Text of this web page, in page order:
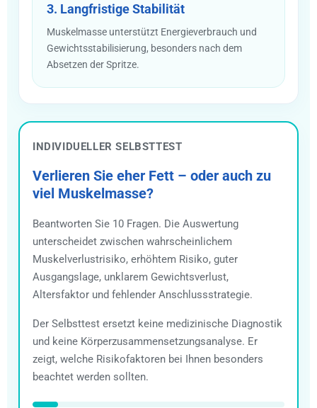
3. Langfristige Stabilität
Muskelmasse unterstützt Energieverbrauch und
Gewichtsstabilisierung, besonders nach dem
Absetzen der Spritze.
INDIVIDUELLER SELBSTTEST
Verlieren Sie eher Fett – oder auch zu
viel Muskelmasse?
Beantworten Sie 10 Fragen. Die Auswertung
unterscheidet zwischen wahrscheinlichem
Muskelverlustrisiko, erhöhtem Risiko, guter
Ausgangslage, unklarem Gewichtsverlust,
Altersfaktor und fehlender Anschlussstrategie.
Der Selbsttest ersetzt keine medizinische Diagnostik
und keine Körperzusammensetzungsanalyse. Er
zeigt, welche Risikofaktoren bei Ihnen besonders
beachtet werden sollten.